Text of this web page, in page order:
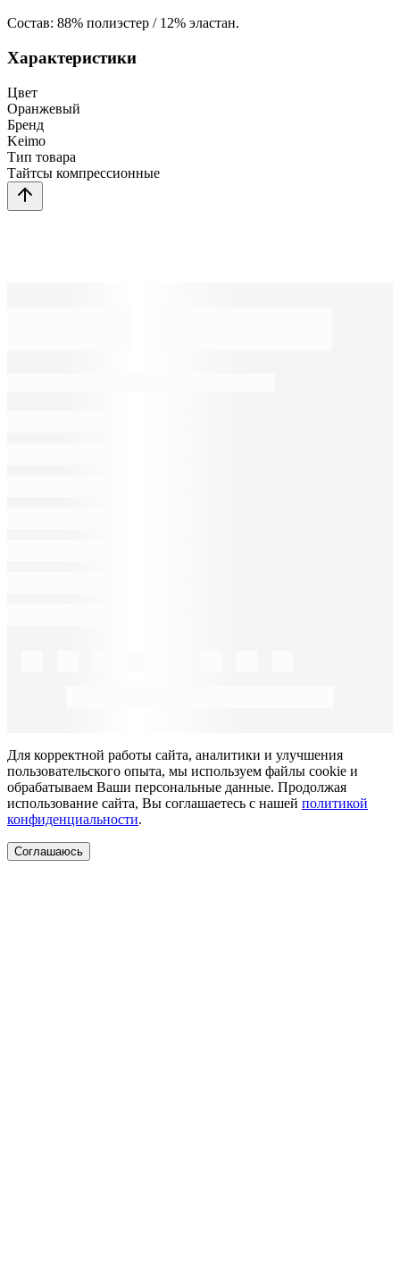
Состав: 88% полиэстер / 12% эластан.
Характеристики
Цвет
Оранжевый
Бренд
Keimo
Тип товара
Тайтсы компрессионные
Для корректной работы сайта, аналитики и улучшения
пользовательского опыта, мы используем файлы cookie и
обрабатываем Ваши персональные данные. Продолжая
использование сайта, Вы соглашаетесь с нашей политикой
конфиденциальности.
Соглашаюсь